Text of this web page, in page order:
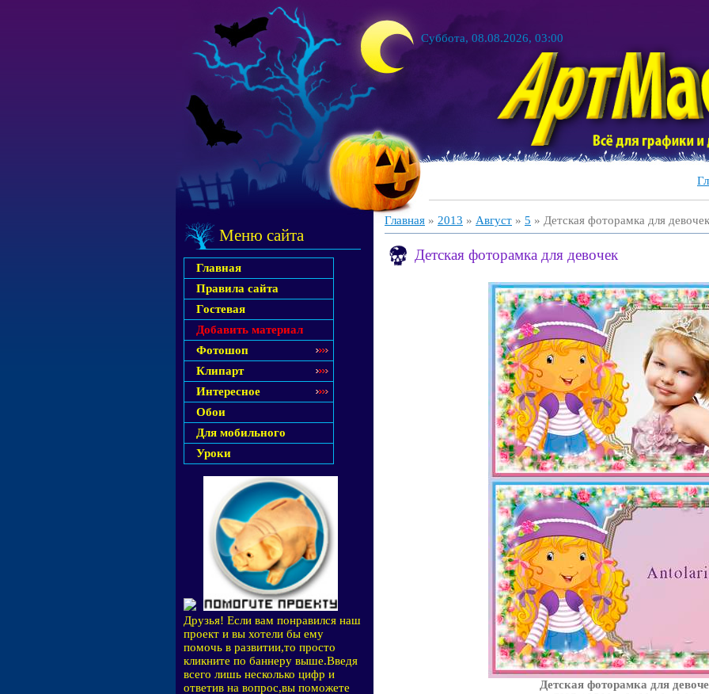
Суббота, 08.08.2026, 03:00
Меню сайта
Главная
Правила сайта
Гостевая
Добавить материал
Фотошоп
Клипарт
Интересное
Обои
Для мобильного
Уроки
Друзья! Если вам понравился наш
проект и вы хотели бы ему
помочь в развитии,то просто
кликните по баннеру выше.Введя
всего лишь несколько цифр и
ответив на вопрос,вы поможете
Главная » 2013 » Август » 5 » Детская фоторамка для девочек
Детская фоторамка для девочек
Детская фоторамка для